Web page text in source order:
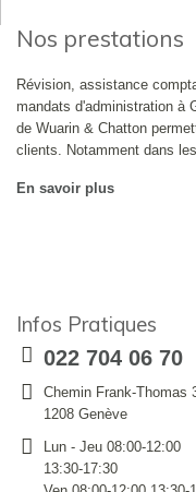
Nos prestations
Révision, assistance
mandats d'administration à
de Wuarin & Chatton
clients. Notamment dans
En savoir plus
Infos Pratiques
022 704 06 70
Chemin Frank-Thomas
1208 Genève
Lun - Jeu 08:00-12:00
13:30-17:30